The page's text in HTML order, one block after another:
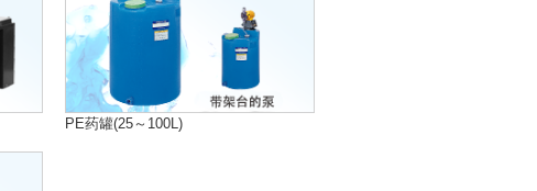
PE药罐(25～100L)